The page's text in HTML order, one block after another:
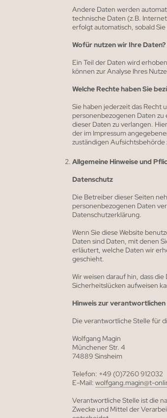
Andere Daten werden
technische Daten (z.B.
erfolgt automatisch, sobald
Wofür nutzen wir Ihre Daten?
Ein Teil der Daten wird
können zur Analyse Ihres
Welche Rechte haben Sie
Sie haben jederzeit das
personenbezogenen Daten
dieser Daten zu verlangen.
der im Impressum
zuständigen Aufsichtsbehörde
Allgemeine Hinweise und
Datenschutz
Die Betreiber dieser Seiten
personenbezogenen Daten
Datenschutzerklärung.
Wenn Sie diese Website
Daten sind Daten, mit denen
erläutert, welche Daten wir
geschieht.
Wir weisen darauf hin, dass
Sicherheitslücken aufweisen
Hinweis zur verantwortlichen
Die verantwortliche Stelle für
Wolfgang Magin
Münchener Str. 4
74889 Sinsheim
Telefon: +49 (0)7260 912032
E-Mail: wolfgang.magin@t-
Verantwortliche Stelle ist die
Zwecke und Mittel der